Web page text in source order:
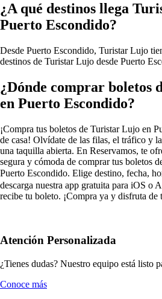
¿A qué destinos llega
Puerto Escondido?
Desde Puerto Escondido, Turistar Lujo
destinos de Turistar Lujo desde Puerto
¿Dónde comprar boletos
en Puerto Escondido?
¡Compra tus boletos de Turistar Lujo en
de casa! Olvídate de las filas, el tráfico y
una taquilla abierta. En Reservamos, te
segura y cómoda de comprar tus boletos
Puerto Escondido. Elige destino, fecha,
descarga nuestra app gratuita para iOS o
recibe tu boleto. ¡Compra ya y disfruta de
Atención Personalizada
¿Tienes dudas? Nuestro equipo está listo
Conoce más